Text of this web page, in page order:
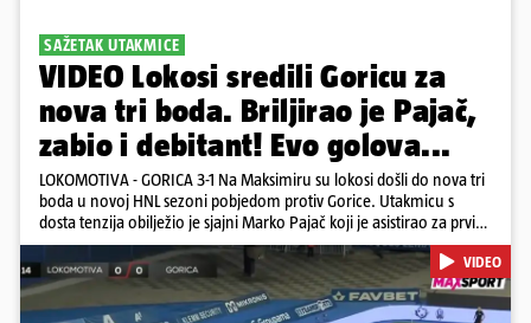
SAŽETAK UTAKMICE
VIDEO Lokosi sredili Goricu za
nova tri boda. Briljirao je Pajač,
zabio i debitant! Evo golova...
LOKOMOTIVA - GORICA 3-1 Na Maksimiru su lokosi došli do nova tri
boda u novoj HNL sezoni pobjedom protiv Gorice. Utakmicu s
dosta tenzija obilježio je sjajni Marko Pajač koji je asistirao za prvi
gol Mariću, a zakuhao drugi kada je Kavelj zabio auto-gol.
Bogojević je smanjio, Gorica je pritiskala i nizala šanse, ali onda
primila kontru pred kraj. Lokosi sele na vrh tablice s Osijekom
VIDEO